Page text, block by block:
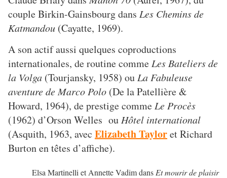
couple Birkin-Gainsbourg dans Les Chemins de
Katmandou (Cayatte, 1969).
A son actif aussi quelques coproductions
internationales, de routine comme Les Bateliers de
la Volga (Tourjansky, 1958) ou La Fabuleuse
aventure de Marco Polo (De la Patellière &
Howard, 1964), de prestige comme Le Procès
(1962) d’Orson Welles ou Hôtel international
(Asquith, 1963, avec Elizabeth Tayloret Richard
Burton en têtes d’affiche).
Elsa Martinelli et Annette Vadim dans Et mourir de plaisir